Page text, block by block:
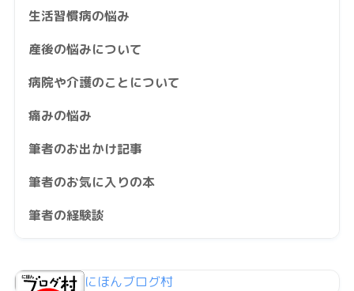
生活習慣病の悩み
産後の悩みについて
病院や介護のことについて
痛みの悩み
筆者のお出かけ記事
筆者のお気に入りの本
筆者の経験談
にほんブログ村